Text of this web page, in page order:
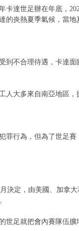
卡達世足辦在年底，
的炎熱夏季氣候，當地
到不合理待遇，卡達
人大多來自南亞地區
罪行為，但為了世足
決定，由美國、加拿
世足就把會內賽隊伍擴